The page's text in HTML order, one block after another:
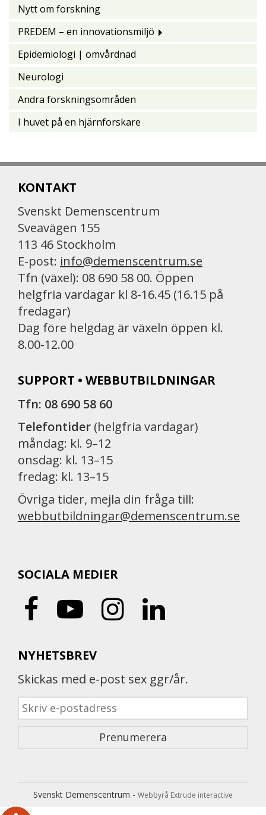
Nytt om forskning
PREDEM – en innovationsmiljö
Epidemiologi | omvårdnad
Neurologi
Andra forskningsområden
I huvet på en hjärnforskare
KONTAKT
Svenskt Demenscentrum
Sveavägen 155
113 46 Stockholm
E-post: info@demenscentrum.se
Tfn (växel): 08 690 58 00. Öppen
helgfria vardagar kl 8-16.45 (16.15 på
fredagar)
Dag före helgdag är växeln öppen kl.
8.00-12.00
SUPPORT • WEBBUTBILDNINGAR
Tfn: 08 690 58 60
Telefontider (helgfria vardagar)
måndag: kl. 9–12
onsdag: kl. 13–15
fredag: kl. 13–15
Övriga tider, mejla din fråga till:
webbutbildningar@demenscentrum.se
SOCIALA MEDIER
NYHETSBREV
Skickas med e-post sex ggr/år.
Svenskt Demenscentrum - Webbyrå Extrude interactive